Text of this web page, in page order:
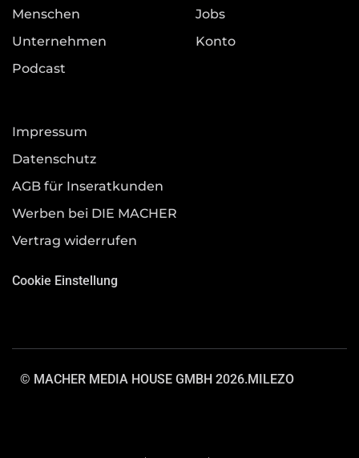
Menschen
Unternehmen
Podcast
Jobs
Konto
Impressum
Datenschutz
AGB für Inseratkunden
Werben bei DIE MACHER
Vertrag widerrufen
Cookie Einstellung
© MACHER MEDIA HOUSE GMBH 2026.MILEZO